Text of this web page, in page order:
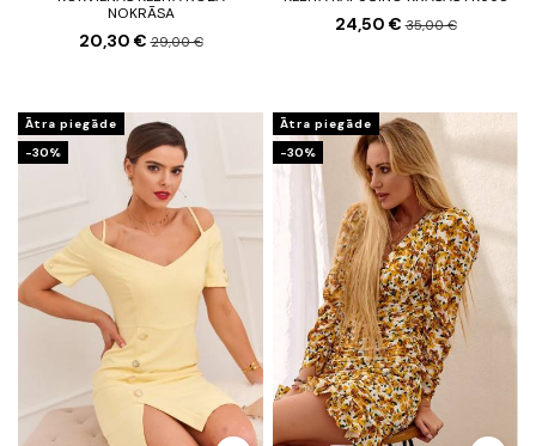
NOKRĀSA
20,30 €29,00 €
24,50 €35,00 €
Ātra piegāde
-30%
Ātra piegāde
-30%